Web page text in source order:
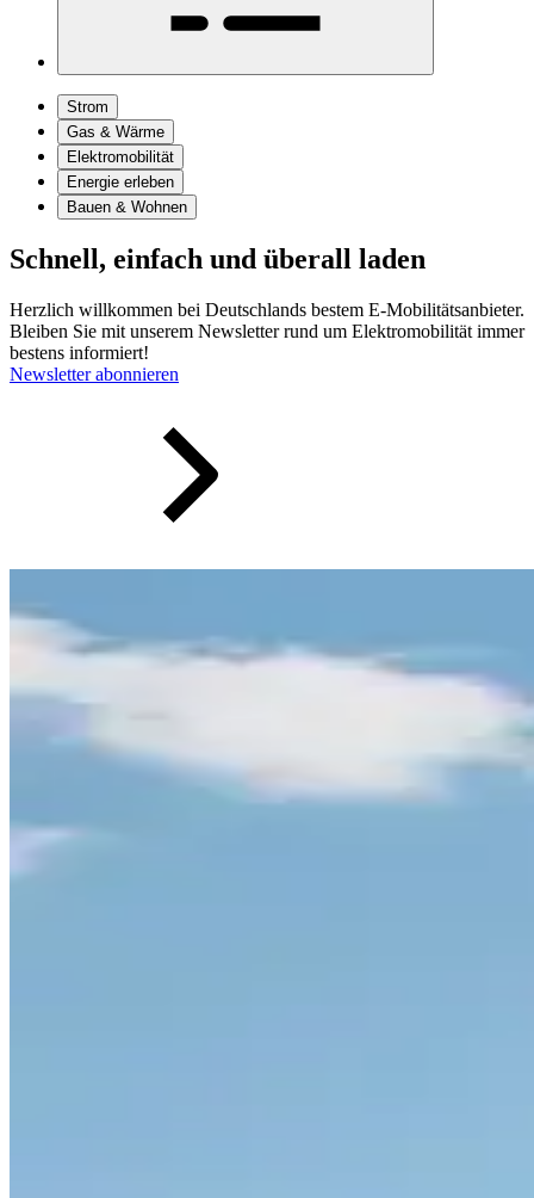
Strom
Gas & Wärme
Elektromobilität
Energie erleben
Bauen & Wohnen
Schnell, einfach und überall laden
Herzlich willkommen bei Deutschlands bestem E-Mobilitätsanbieter.
Bleiben Sie mit unserem Newsletter rund um Elektromobilität immer
bestens informiert!
Newsletter abonnieren